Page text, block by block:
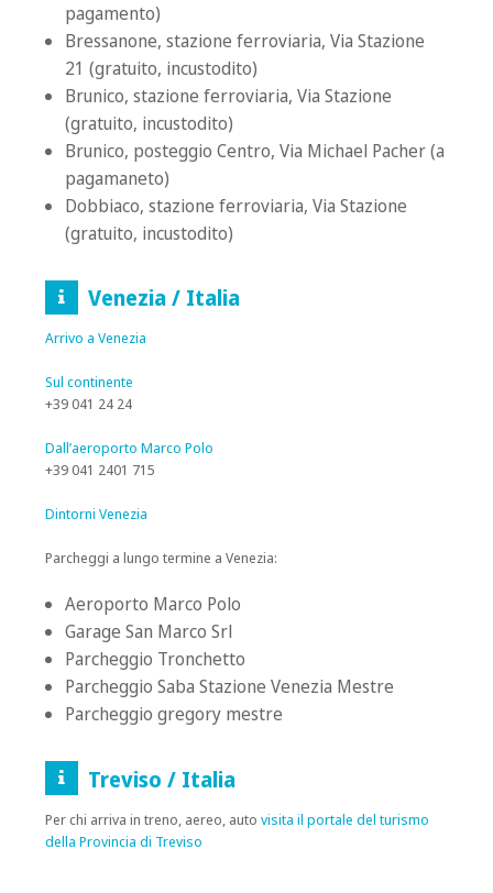
pagamento)
Bressanone, stazione ferroviaria, Via Stazione
21 (gratuito, incustodito)
Brunico, stazione ferroviaria, Via Stazione
(gratuito, incustodito)
Brunico, posteggio Centro, Via Michael Pacher (a
pagamaneto)
Dobbiaco, stazione ferroviaria, Via Stazione
(gratuito, incustodito)
Venezia / Italia
Arrivo a Venezia
Sul continente
+39 041 24 24
Dall’aeroporto Marco Polo
+39 041 2401 715
Dintorni Venezia
Parcheggi a lungo termine a Venezia:
Aeroporto Marco Polo
Garage San Marco Srl
Parcheggio Tronchetto
Parcheggio Saba Stazione Venezia Mestre
Parcheggio gregory mestre
Treviso / Italia
Per chi arriva in treno, aereo, auto visita il portale del turismo
della Provincia di Treviso